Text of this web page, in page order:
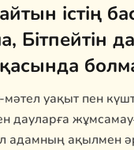
істің
Бітпейтін
қасында
уақыт пен
дауларға
адамның ақылмен